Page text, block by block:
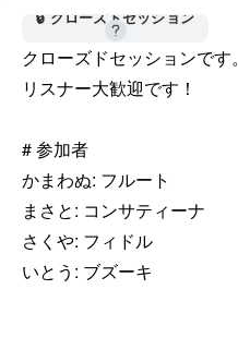
🔒 クローズドセッション
クローズドセッションです。
リスナー大歓迎です！
# 参加者
かまわぬ: フルート
まさと: コンサティーナ
さくや: フィドル
いとう: ブズーキ